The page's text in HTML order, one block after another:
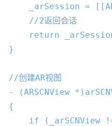
_arSession =
//2返回会话
return
}
//创建AR视图
- (ARSCNView
{
if (_arSCNView